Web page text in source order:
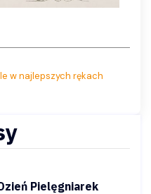
w najlepszych rękach
Pielęgniarek